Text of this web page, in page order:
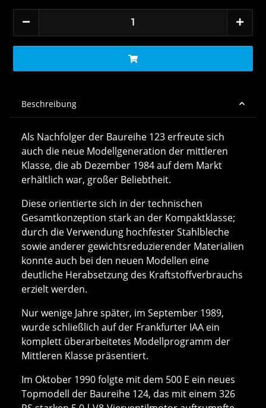
Beschreibung
Als Nachfolger der Baureihe 123 erfreute sich
auch die neue Modellgeneration der mittleren
Klasse, die ab Dezember 1984 auf dem Markt
erhältlich war, großer Beliebtheit.
Diese orientierte sich in der technischen
Gesamtkonzeption stark an der Kompaktklasse;
durch die Verwendung hochfester Stahlbleche
sowie anderer gewichtsreduzierender Materialien
konnte auch bei den neuen Modellen eine
deutliche Herabsetzung des Kraftstoffverbrauchs
erzielt werden.
Nur wenige Jahre später, im September 1989,
wurde schließlich auf der Frankfurter IAA ein
komplett überarbeitetes Modellprogramm der
Mittleren Klasse präsentiert.
Im Oktober 1990 folgte mit dem 500 E ein neues
Topmodell der Baureihe 124, das mit einem 326